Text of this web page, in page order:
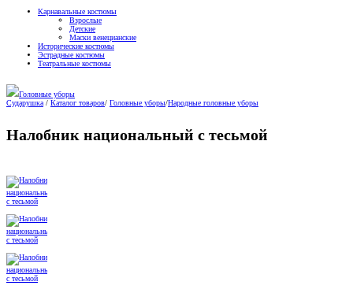
Карнавальные костюмы
Взрослые
Детские
Маски венецианские
Исторические костюмы
Эстрадные костюмы
Театральные костюмы
Головные уборы
Сударушка / Каталог товаров/ Головные уборы/Народные головные уборы
Налобник национальный с тесьмой